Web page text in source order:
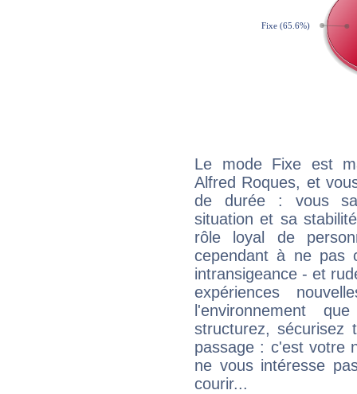
Le mode Fixe est
Alfred Roques, et
de durée : vous
situation et sa
rôle loyal de
cependant à ne pas
intransigeance - et
expériences
l'environnement
structurez, sécurisez
passage : c'est votre
ne vous intéresse
courir...